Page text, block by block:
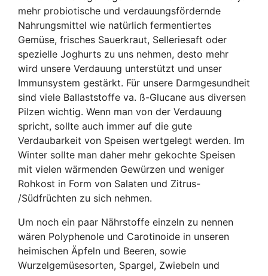
mehr probiotische und verdauungsfördernde
Nahrungsmittel wie natürlich fermentiertes
Gemüse, frisches Sauerkraut, Selleriesaft oder
spezielle Joghurts zu uns nehmen, desto mehr
wird unsere Verdauung unterstützt und unser
Immunsystem gestärkt. Für unsere Darmgesundheit
sind viele Ballaststoffe va. ß-Glucane aus diversen
Pilzen wichtig. Wenn man von der Verdauung
spricht, sollte auch immer auf die gute
Verdaubarkeit von Speisen wertgelegt werden. Im
Winter sollte man daher mehr gekochte Speisen
mit vielen wärmenden Gewürzen und weniger
Rohkost in Form von Salaten und Zitrus-
/Südfrüchten zu sich nehmen.
Um noch ein paar Nährstoffe einzeln zu nennen
wären Polyphenole und Carotinoide in unseren
heimischen Äpfeln und Beeren, sowie
Wurzelgemüsesorten, Spargel, Zwiebeln und